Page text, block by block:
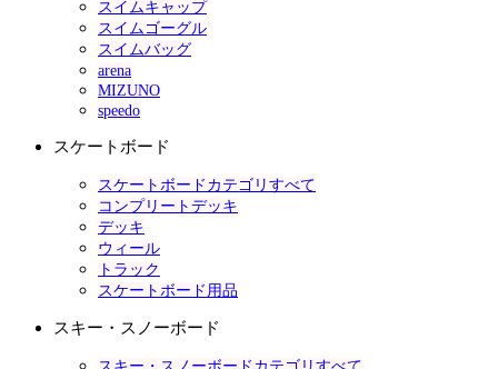
スイムキャップ
スイムゴーグル
スイムバッグ
arena
MIZUNO
speedo
スケートボード
スケートボードカテゴリすべて
コンプリートデッキ
デッキ
ウィール
トラック
スケートボード用品
スキー・スノーボード